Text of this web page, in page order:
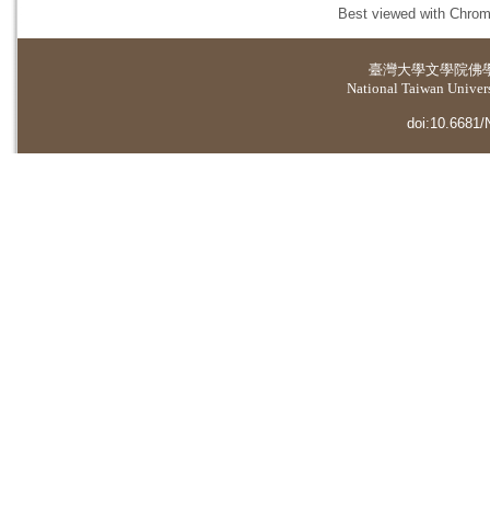
Best viewed with
臺灣大學文學院佛
National Taiwan
doi:10.6681/